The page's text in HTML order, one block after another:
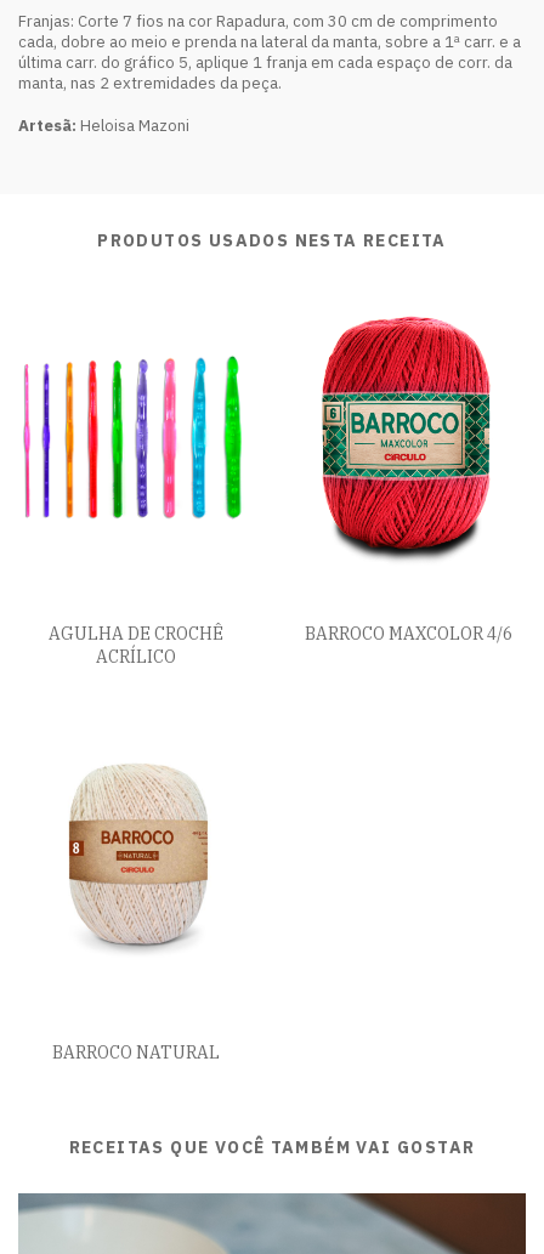
Franjas: Corte 7 fios na cor Rapadura, com 30 cm de comprimento
cada, dobre ao meio e prenda na lateral da manta, sobre a 1ª carr. e a
última carr. do gráfico 5, aplique 1 franja em cada espaço de corr. da
manta, nas 2 extremidades da peça.
Artesã: Heloisa Mazoni
PRODUTOS USADOS NESTA RECEITA
AGULHA DE CROCHÊ
ACRÍLICO
BARROCO MAXCOLOR 4/6
BARROCO NATURAL
RECEITAS QUE VOCÊ TAMBÉM VAI GOSTAR